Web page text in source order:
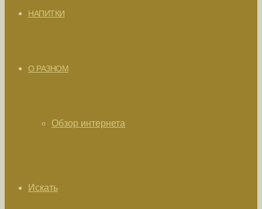
НАПИТКИ
О РАЗНОМ
Обзор интернета
Искать